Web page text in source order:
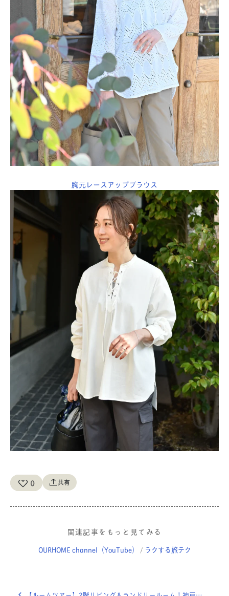
胸元レースアップブラウス
0 共有
関連記事をもっと見てみる
OURHOME channel（YouTube） / ラクする旅テク